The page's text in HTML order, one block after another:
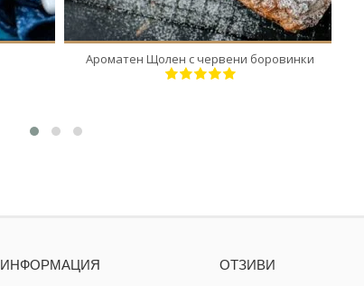
Ароматен Щолен с червени боровинки
ИНФОРМАЦИЯ ОТЗИВИ